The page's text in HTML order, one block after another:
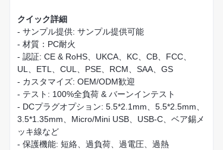
クイック詳細
- サンプル提供: サンプル提供可能
- 材質：PC耐火
- 認証: CE & RoHS、UKCA、KC、CB、FCC、
UL、ETL、CUL、PSE、RCM、SAA、GS
- カスタマイズ: OEM/ODM歓迎
- テスト: 100%全負荷 & バーンインテスト
- DCプラグオプション: 5.5*2.1mm、5.5*2.5mm、
3.5*1.35mm、Micro/Mini USB、USB-C、ベア錫メ
ッキ線など
- 保護機能: 短絡、過負荷、過電圧、過熱